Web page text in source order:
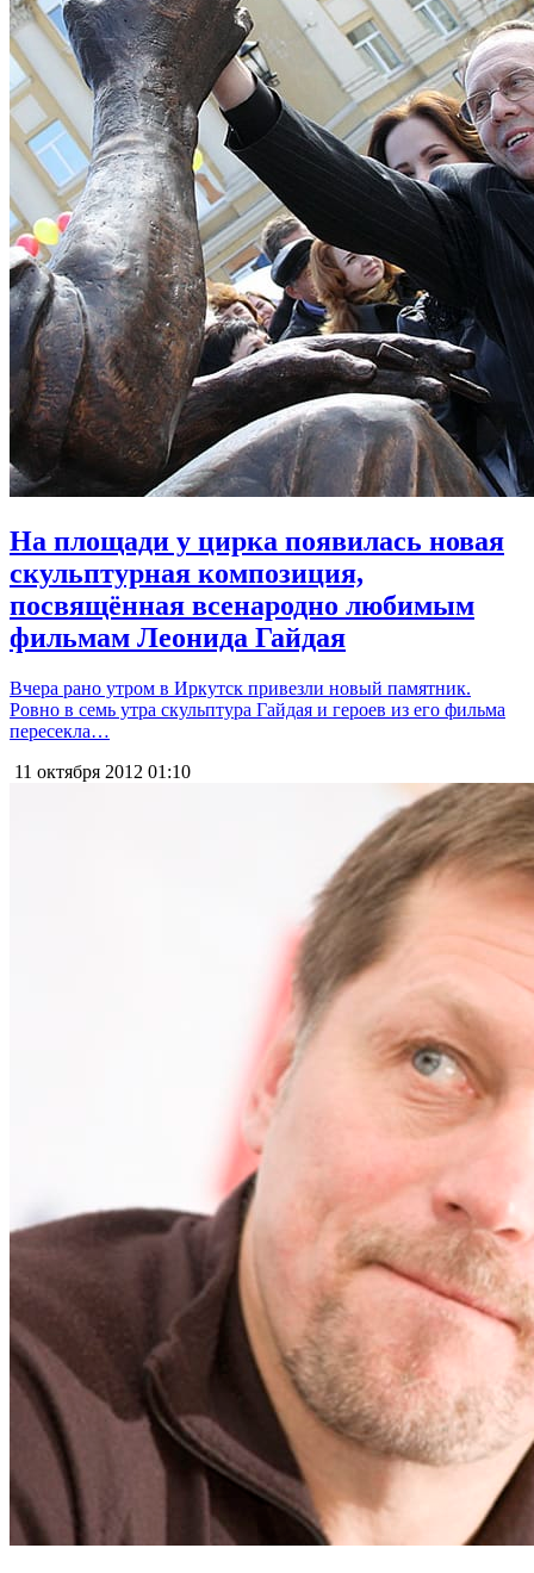
На площади у цирка появилась новая
скульптурная композиция,
посвящённая всенародно любимым
фильмам Леонида Гайдая
Вчера рано утром в Иркутск привезли новый памятник.
Ровно в семь утра скульптура Гайдая и героев из его фильма
пересекла…
11 октября 2012 01:10